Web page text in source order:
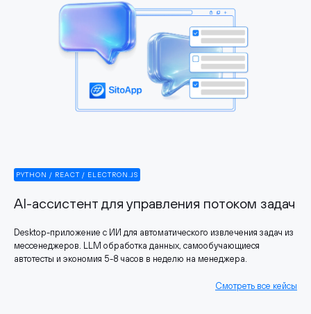
PYTHON / REACT / ELECTRON.JS
AI-ассистент для управления потоком задач
Desktop-приложение с ИИ для автоматического извлечения задач из
мессенеджеров. LLM обработка данных, самообучающиеся
автотесты и экономия 5-8 часов в неделю на менеджера.
Смотреть все кейсы